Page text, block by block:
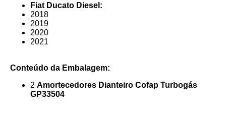
Fiat Ducato Diesel:
2018
2019
2020
2021
Conteúdo da Embalagem:
2 Amortecedores Dianteiro Cofap Turbogás
GP33504